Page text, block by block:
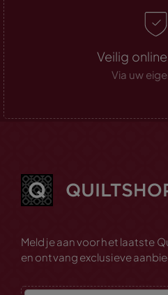
Veilig
Via uw
Meld je aan voor het laatste
en ontvang exclusieve